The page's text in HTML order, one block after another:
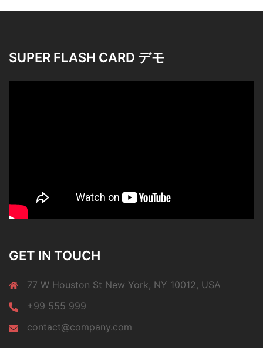
SUPER FLASH CARD デモ
GET IN TOUCH
77 W Houston St New York, NY 10012, USA
+99 555 999
contact@company.com